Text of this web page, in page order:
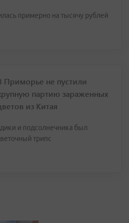
примерно на тысячу рублей
Приморье не пустили
партию зараженных
из Китая
и подсолнечника был
трипс